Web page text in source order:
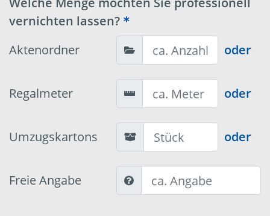
vernichten lassen?
Aktenordner
oder
Regalmeter oder
Umzugskartons oder
Freie Angabe